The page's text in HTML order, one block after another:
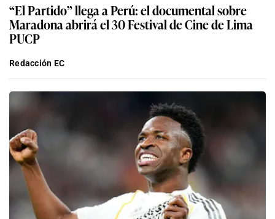
“El Partido” llega a Perú: el documental sobre
Maradona abrirá el 30 Festival de Cine de Lima
PUCP
Redacción EC